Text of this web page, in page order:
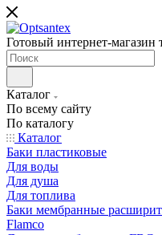
Готовый интернет-магазин
Каталог
По всему сайту
По каталогу
Каталог
Баки пластиковые
Для воды
Для душа
Для топлива
Баки мембранные
Flamco